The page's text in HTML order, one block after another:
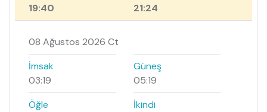
19:40
21:24
08 Ağustos 2026 Ct
İmsak
03:19
Güneş
05:19
Öğle
İkindi